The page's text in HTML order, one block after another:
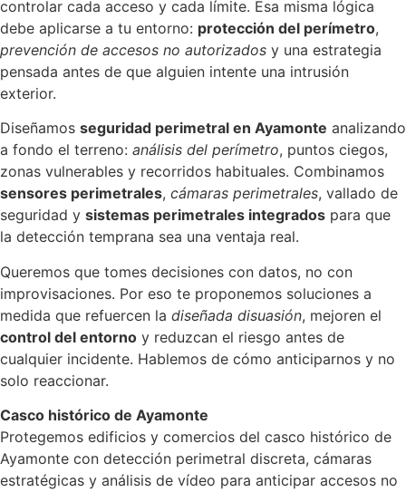
controlar cada acceso y cada límite. Esa misma lógica
debe aplicarse a tu entorno: protección del perímetro,
prevención de accesos no autorizados y una estrategia
pensada antes de que alguien intente una intrusión
exterior.
Diseñamos seguridad perimetral en Ayamonte analizando
a fondo el terreno: análisis del perímetro, puntos ciegos,
zonas vulnerables y recorridos habituales. Combinamos
sensores perimetrales, cámaras perimetrales, vallado de
seguridad y sistemas perimetrales integrados para que
la detección temprana sea una ventaja real.
Queremos que tomes decisiones con datos, no con
improvisaciones. Por eso te proponemos soluciones a
medida que refuercen la diseñada disuasión, mejoren el
control del entorno y reduzcan el riesgo antes de
cualquier incidente. Hablemos de cómo anticiparnos y no
solo reaccionar.
Casco histórico de Ayamonte
Protegemos edificios y comercios del casco histórico de
Ayamonte con detección perimetral discreta, cámaras
estratégicas y análisis de vídeo para anticipar accesos no